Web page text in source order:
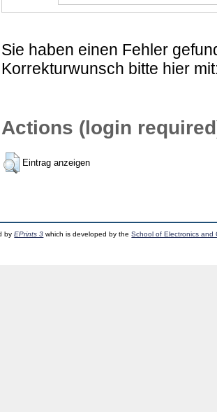
Sie haben einen Fehler
Korrekturwunsch bitte hier
Actions (login
Eintrag anzeigen
byEPrints 3 which is developed by theSchool of Electronics and